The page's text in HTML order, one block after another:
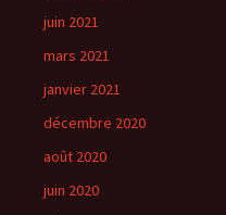
juin 2021
mars 2021
janvier 2021
décembre 2020
août 2020
juin 2020